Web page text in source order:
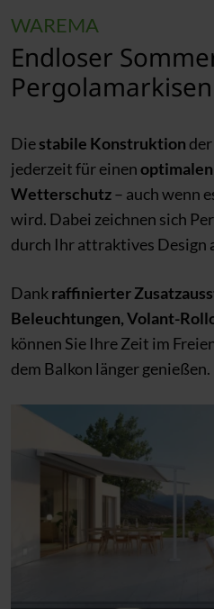
WAREMA
Endloser
Pergolamarkisen
Diestabile Konstruktion
jederzeit für einenoptimalen
Wetterschutz– auch wenn
wird. Dabei zeichnen sich
durch Ihr attraktives Design
Dankraffinierter
Beleuchtungen, Volant-
können Sie Ihre Zeit im
dem Balkon länger genießen.